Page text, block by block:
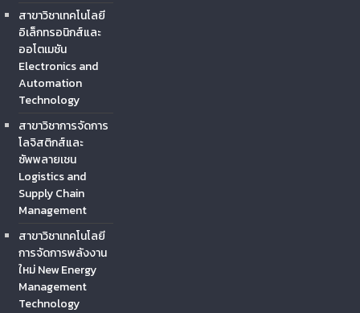
สาขาวิชาเทคโนโลยี
อิเล็กทรอนิกส์และ
ออโตเมชัน
Electronics and
Automation
Technology
สาขาวิชาการจัดการ
โลจิสติกส์และ
ซัพพลายเชน
Logistics and
Supply Chain
Management
สาขาวิชาเทคโนโลยี
การจัดการพลังงาน
ใหม่ New Energy
Management
Technology